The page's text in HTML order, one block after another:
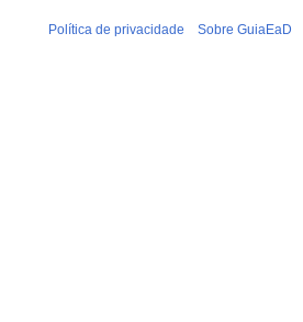
Política de privacidade Sobre GuiaEaD